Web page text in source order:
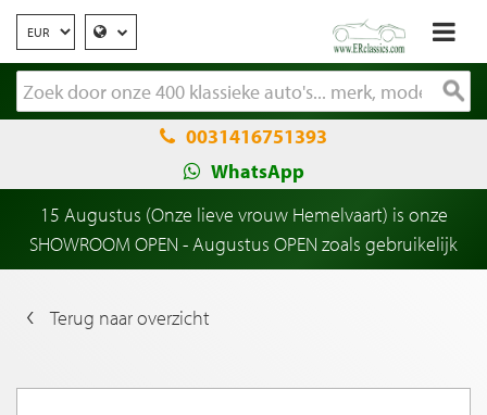
0031416751393
WhatsApp
15 Augustus (Onze lieve vrouw Hemelvaart) is onze
SHOWROOM OPEN - Augustus OPEN zoals gebruikelijk
Terug naar overzicht